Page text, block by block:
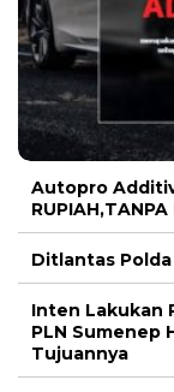
Autopro
RUPIAH,TANPA
Ditlantas
Inten Lakukan
PLN Sumenep
Tujuannya